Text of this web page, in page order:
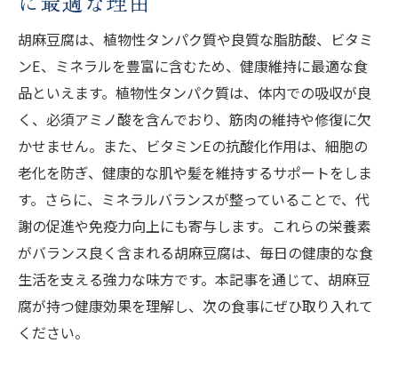
胡麻豆腐は、植物性タンパク質や良質な脂肪酸、ビタミ
ンE、ミネラルを豊富に含むため、健康維持に最適な食
品といえます。植物性タンパク質は、体内での吸収が良
く、必須アミノ酸を含んでおり、筋肉の維持や修復に欠
かせません。また、ビタミンEの抗酸化作用は、細胞の
老化を防ぎ、健康的な肌や髪を維持するサポートをしま
す。さらに、ミネラルバランスが整っていることで、代
謝の促進や免疫力向上にも寄与します。これらの栄養素
がバランス良く含まれる胡麻豆腐は、毎日の健康的な食
生活を支える強力な味方です。本記事を通じて、胡麻豆
腐が持つ健康効果を理解し、次の食事にぜひ取り入れて
ください。